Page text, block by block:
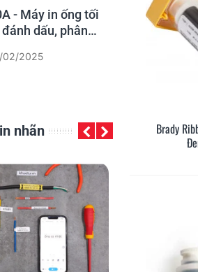
- Máy in ống tối
dấu, phân
02/2025
PT-E110, PT-
E560BT: Giải
cầm tay công
22/
nhãn
Brady